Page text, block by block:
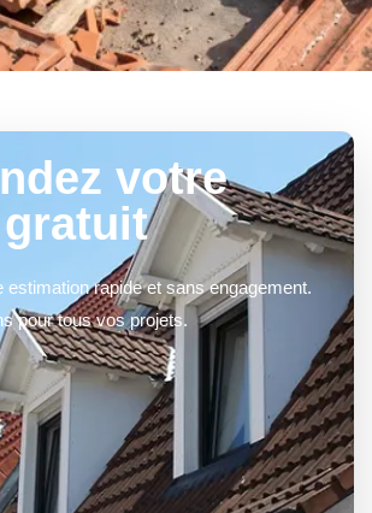
votre
estimation rapide et sans engagement.
pour tous vos projets.